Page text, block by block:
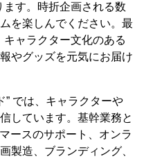
す。時折企画される数
を楽しんでください。最
ャラクター文化のある
やグッズを元気にお届け
” では、キャラクターや
しています。基幹業務と
ースのサポート、オンラ
製造、ブランディング、